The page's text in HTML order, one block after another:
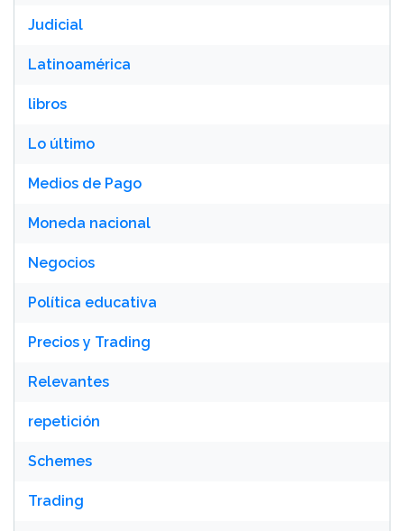
Judicial
Latinoamérica
libros
Lo último
Medios de Pago
Moneda nacional
Negocios
Política educativa
Precios y Trading
Relevantes
repetición
Schemes
Trading